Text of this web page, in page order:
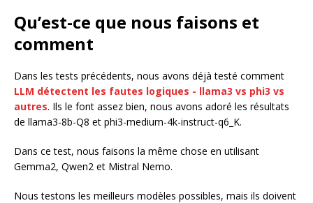
Qu’est-ce que nous faisons et
comment
Dans les tests précédents, nous avons déjà testé comment
LLM détectent les fautes logiques - llama3 vs phi3 vs
autres. Ils le font assez bien, nous avons adoré les résultats
de llama3-8b-Q8 et phi3-medium-4k-instruct-q6_K.
Dans ce test, nous faisons la même chose en utilisant
Gemma2, Qwen2 et Mistral Nemo.
Nous testons les meilleurs modèles possibles, mais ils doivent